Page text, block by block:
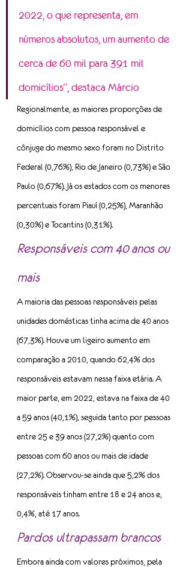
2022, o que representa, em
números absolutos, um aumento de
cerca de 60 mil para 391 mil
domicílios”, destaca Márcio
Regionalmente, as maiores proporções de
domicílios com pessoa responsável e
cônjuge do mesmo sexo foram no Distrito
Federal (0,76%), Rio de Janeiro (0,73%) e São
Paulo (0,67%). Já os estados com os menores
percentuais foram Piauí (0,25%), Maranhão
(0,30%) e Tocantins (0,31%).
Responsáveis com 40 anos ou
mais
A maioria das pessoas responsáveis pelas
unidades domésticas tinha acima de 40 anos
(67,3%). Houve um ligeiro aumento em
comparação a 2010, quando 62,4% dos
responsáveis estavam nessa faixa etária. A
maior parte, em 2022, estava na faixa de 40
a 59 anos (40,1%), seguida tanto por pessoas
entre 25 e 39 anos (27,2%) quanto com
pessoas com 60 anos ou mais de idade
(27,2%). Observou-se ainda que 5,2% dos
responsáveis tinham entre 18 e 24 anos e,
0,4%, até 17 anos.
Pardos ultrapassam brancos
Embora ainda com valores próximos, pela